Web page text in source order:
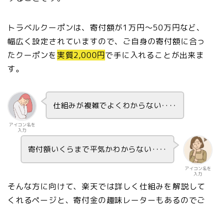
トラベルクーポンは、寄付額が1万円～50万円など、
幅広く設定されていますので、ご自身の寄付額に合っ
たクーポンを 実質2,000円で手に入れることが出来ま
す。
アイコン名を
入力
仕組みが複雑でよくわからない‥‥
アイコン名を
入力
寄付額いくらまで平気かわからない‥‥
そんな方に向けて、楽天では詳しく仕組みを解説して
くれるページと、寄付金の趣味レーターもあるのでご